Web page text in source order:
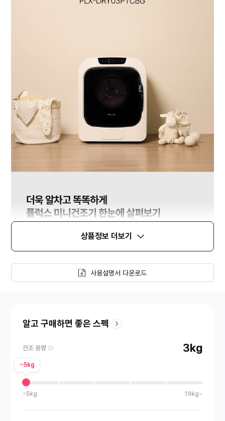
상품정보 더보기
사용설명서 다운로드
알고 구매하면 좋은 스펙
건조 용량 3kg
~5kg
~5kg 19kg~